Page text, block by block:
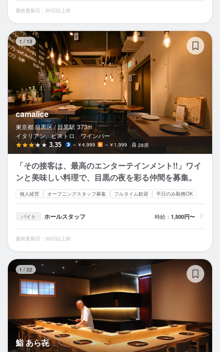
最終更新日：30日以上前
1 / 13
camalice
東京都 目黒区 / 目黒駅 373m
イタリアン、ビストロ、ワインバー
3.35 ～￥4,999 ～￥1,999 28席
「その接客は、最高のエンターテインメント!!」ワイ
ンと美味しい料理で、目黒の夜を彩る仲間を募集。
個人経営 オープニングスタッフ募集 フルタイム歓迎 平日のみ勤務OK
バイト ホールスタッフ 時給： 1,500円〜
最終更新日：30日以上前
1 / 22
鮨 あら㐂